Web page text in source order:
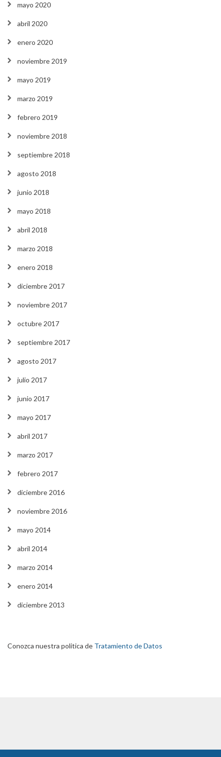
mayo 2020
abril 2020
enero 2020
noviembre 2019
mayo 2019
marzo 2019
febrero 2019
noviembre 2018
septiembre 2018
agosto 2018
junio 2018
mayo 2018
abril 2018
marzo 2018
enero 2018
diciembre 2017
noviembre 2017
octubre 2017
septiembre 2017
agosto 2017
julio 2017
junio 2017
mayo 2017
abril 2017
marzo 2017
febrero 2017
diciembre 2016
noviembre 2016
mayo 2014
abril 2014
marzo 2014
enero 2014
diciembre 2013
Conozca nuestra politica de Tratamiento de Datos